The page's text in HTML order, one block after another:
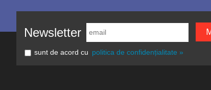
Newsletter
sunt de acord cu politica de confidențialitate »